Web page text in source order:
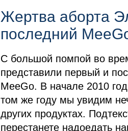
Жертва аборта
последний
С большой помпой во
представили первый и
MeeGo. В начале 2010
том же году мы увидим
других продуктах.
перестанете надоедать